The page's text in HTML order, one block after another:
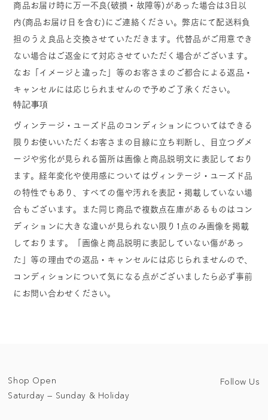
商品お届け時に万一不良(破損・故障等)があった場合は3日以
内(商品お届け日を含む)にご連絡ください。弊店にて配送料負
担のうえ良品と交換させていただきます。代替品がご用意でき
ない場合はご返金にて対応させていただく場合がございます。
なお「イメージと違った」等のお客さまのご都合による返品・
キャンセルには応じられませんので予めご了承ください。
特記事項
ヴィンテージ・ユーズド品のコンディションについてはできる
限りお使いいただくお客さまの目線に立ち判断し、目立つダメ
ージや劣化が見られる箇所は画像と商品説明文に表記しており
ます。経年変化や使用感についてはヴィンテージ・ユーズド品
の特性でもあり、すべての傷や汚れを表記・掲載していない場
合もございます。また同じ商品で複数点在庫があるものはコン
ディションに大きな違いが見られない限り1点のみ画像を掲載
しております。「画像と商品説明に表記していない傷があっ
た」等の理由での返品・キャンセルには応じられませんので、
コンディションについて気になる点がございましたら必ず事前
にお問い合わせください。
Shop Open
Saturday — Sunday & Holiday
Follow Us